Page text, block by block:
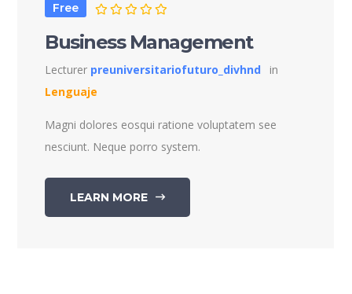
Free
Business Management
Lecturer preuniversitariofuturo_divhnd
in
Lenguaje
Magni dolores eosqui ratione voluptatem see
nesciunt. Neque porro system.
LEARN MORE